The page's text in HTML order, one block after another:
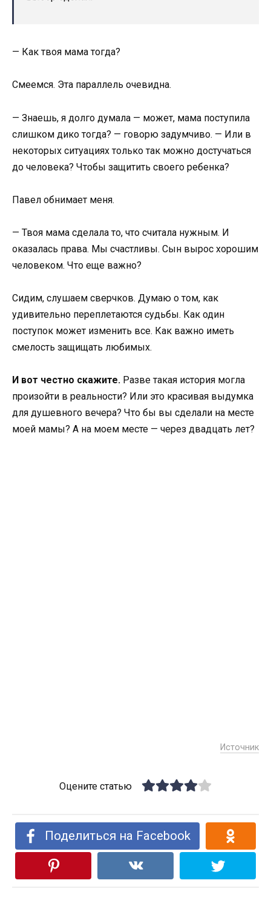
— Как твоя мама тогда?
Смеемся. Эта параллель очевидна.
— Знаешь, я долго думала — может, мама поступила
слишком дико тогда? — говорю задумчиво. — Или в
некоторых ситуациях только так можно достучаться
до человека? Чтобы защитить своего ребенка?
Павел обнимает меня.
— Твоя мама сделала то, что считала нужным. И
оказалась права. Мы счастливы. Сын вырос хорошим
человеком. Что еще важно?
Сидим, слушаем сверчков. Думаю о том, как
удивительно переплетаются судьбы. Как один
поступок может изменить все. Как важно иметь
смелость защищать любимых.
И вот честно скажите. Разве такая история могла
произойти в реальности? Или это красивая выдумка
для душевного вечера? Что бы вы сделали на месте
моей мамы? А на моем месте — через двадцать лет?
Источник
Оцените статью
Поделиться на Facebook